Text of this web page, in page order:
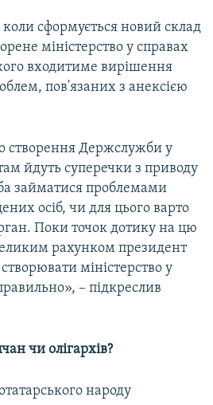
сформується новий склад
міністерство у справах
входитиме вирішення
пов'язаних з анексією
створення Держслужби у
йдуть суперечки з приводу
займатися проблемами
осіб, чи для цього варто
Поки точок дотику на цю
рахунком президент
міністерство у
– підкреслив
чи олігархів?
народу